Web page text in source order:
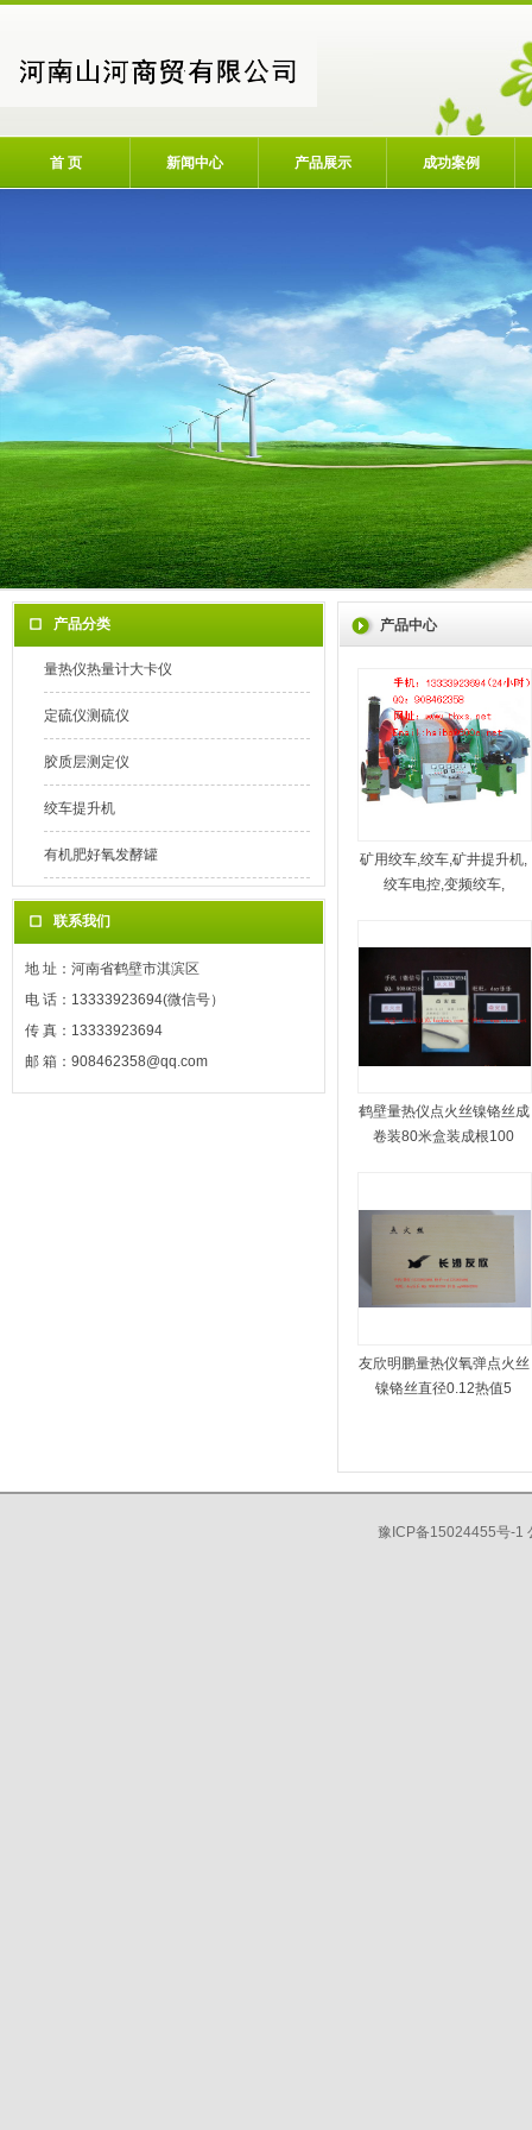
首 页 新闻中心 产品展示 成功案例
产品分类
量热仪热量计大卡仪
定硫仪测硫仪
胶质层测定仪
绞车提升机
有机肥好氧发酵罐
联系我们
地 址：河南省鹤壁市淇滨区
电 话：13333923694(微信号）
传 真：13333923694
邮 箱：908462358@qq.com
产品中心
矿用绞车,绞车,矿井提升机,
绞车电控,变频绞车,
鹤壁量热仪点火丝镍铬丝成
卷装80米盒装成根100
友欣明鹏量热仪氧弹点火丝
镍铬丝直径0.12热值5
豫ICP备15024455号-1